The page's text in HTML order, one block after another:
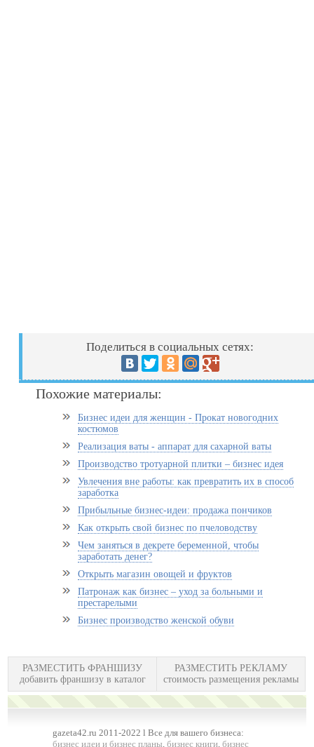
Поделиться в социальных сетях:
Похожие материалы:
Бизнес идеи для женщин - Прокат новогодних
костюмов
Реализация ваты - аппарат для сахарной ваты
Производство тротуарной плитки – бизнес идея
Увлечения вне работы: как превратить их в способ
заработка
Прибыльные бизнес-идеи: продажа пончиков
Как открыть свой бизнес по пчеловодству
Чем заняться в декрете беременной, чтобы
заработать денег?
Открыть магазин овощей и фруктов
Патронаж как бизнес – уход за больными и
престарелыми
Бизнес производство женской обуви
РАЗМЕСТИТЬ ФРАНШИЗУ
добавить франшизу в каталог
РАЗМЕСТИТЬ РЕКЛАМУ
стоимость размещения рекламы
gazeta42.ru 2011-2022 l Все для вашего бизнеса:
бизнес идеи и бизнес планы,бизнес книги,бизнес